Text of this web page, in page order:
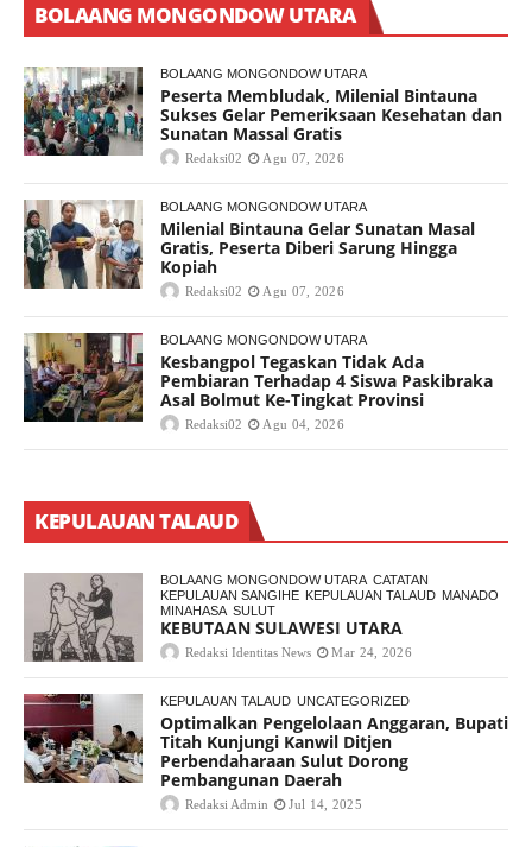
BOLAANG MONGONDOW UTARA
BOLAANG MONGONDOW UTARA
Peserta Membludak, Milenial Bintauna
Sukses Gelar Pemeriksaan Kesehatan dan
Sunatan Massal Gratis
Redaksi02 Agu 07, 2026
BOLAANG MONGONDOW UTARA
Milenial Bintauna Gelar Sunatan Masal
Gratis, Peserta Diberi Sarung Hingga
Kopiah
Redaksi02 Agu 07, 2026
BOLAANG MONGONDOW UTARA
Kesbangpol Tegaskan Tidak Ada
Pembiaran Terhadap 4 Siswa Paskibraka
Asal Bolmut Ke-Tingkat Provinsi
Redaksi02 Agu 04, 2026
KEPULAUAN TALAUD
BOLAANG MONGONDOW UTARA CATATAN
KEPULAUAN SANGIHE KEPULAUAN TALAUD MANADO
MINAHASA SULUT
KEBUTAAN SULAWESI UTARA
Redaksi Identitas News Mar 24, 2026
KEPULAUAN TALAUD UNCATEGORIZED
Optimalkan Pengelolaan Anggaran, Bupati
Titah Kunjungi Kanwil Ditjen
Perbendaharaan Sulut Dorong
Pembangunan Daerah
Redaksi Admin Jul 14, 2025